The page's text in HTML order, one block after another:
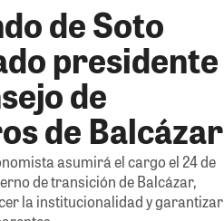
de Soto
presidente
de
de Balcázar
asumirá el cargo el 24 de
de transición de Balcázar,
la institucionalidad y garantizar